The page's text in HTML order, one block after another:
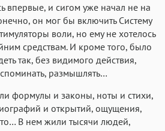
впервые, и сигом уже начал не на
он мог бы включить Систему
воли, но ему не хотелось
средствам. И кроме того, было
так, без видимого действия,
размышлять…
формулы и законы, ноты и стихи,
и открытий, ощущения,
В нем жили тысячи людей,